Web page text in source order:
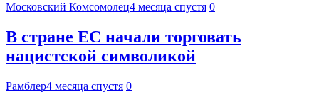
Московский Комсомолец4 месяца спустя 0
В стране ЕС начали торговать
нацистской символикой
Рамблер4 месяца спустя 0